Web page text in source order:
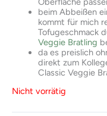
beim Abbeißen
kommt für mich
Tofugeschmack
Veggie Bratling
da es preislich
direkt zum
Classic Veggie
Nicht vorrätig